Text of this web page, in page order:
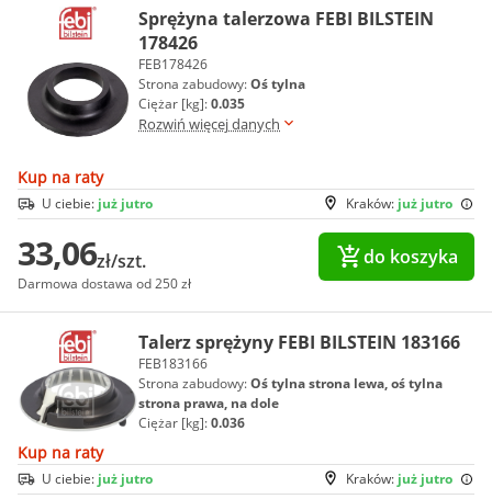
Sprężyna talerzowa FEBI BILSTEIN
178426
FEB178426
Strona zabudowy:Oś tylna
Ciężar [kg]:0.035
Rozwiń więcej danych
Kup na raty
Kraków: już jutro
U ciebie: już jutro
33,06zł/szt.
Darmowa dostawa od 250 zł
do koszyka
Talerz sprężyny FEBI BILSTEIN 183166
FEB183166
Strona zabudowy:Oś tylna strona lewa, oś tylna
strona prawa, na dole
Ciężar [kg]:0.036
Kup na raty
Kraków: już jutro
U ciebie: już jutro